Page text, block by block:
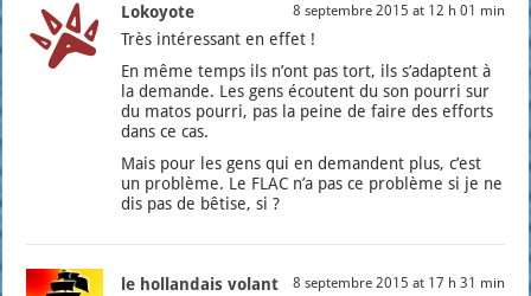
Lokoyote 8 septembre 2015 at 12 h 01 min
Très inté­res­sant en effet !
En même temps ils n’ont pas tort, ils s’a­daptent à
la demande. Les gens écoutent du son pour­ri sur
du matos pour­ri, pas la peine de faire des efforts
dans ce cas.
Mais pour les gens qui en demandent plus, c’est
un pro­blème. Le FLAC n’a pas ce pro­blème si je ne
dis pas de bêtise, si ?
le hollandais volant 8 septembre 2015 at 17 h 31 min